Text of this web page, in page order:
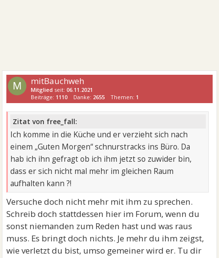
M mitBauchweh
Mitglied seit:06.11.2021
Beiträge: 1110 Danke: 2655 Themen: 1
Zitat von free_fall:
Ich komme in die Küche und er verzieht sich nach
einem „Guten Morgen“ schnurstracks ins Büro. Da
hab ich ihn gefragt ob ich ihm jetzt so zuwider bin,
dass er sich nicht mal mehr im gleichen Raum
aufhalten kann ?!
Versuche doch nicht mehr mit ihm zu sprechen.
Schreib doch stattdessen hier im Forum, wenn du
sonst niemanden zum Reden hast und was raus
muss. Es bringt doch nichts. Je mehr du ihm zeigst,
wie verletzt du bist, umso gemeiner wird er. Tu dir